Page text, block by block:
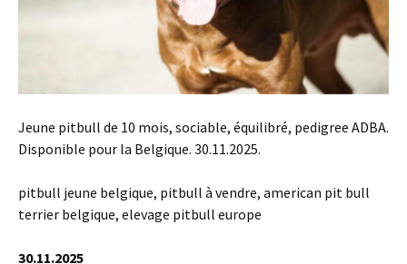
Jeune pitbull de 10 mois, sociable, équilibré, pedigree ADBA.
Disponible pour la Belgique. 30.11.2025.
pitbull jeune belgique, pitbull à vendre, american pit bull
terrier belgique, elevage pitbull europe
30.11.2025